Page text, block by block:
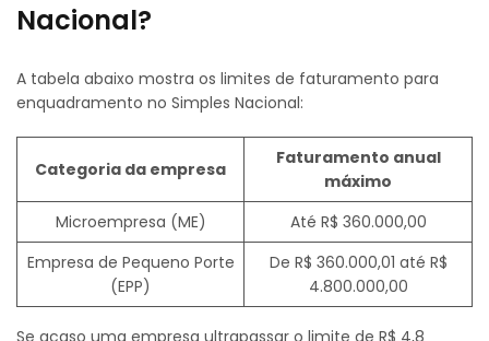
Nacional?
A tabela abaixo mostra os limites de faturamento para
enquadramento no Simples Nacional:
Categoria da empresa
Faturamento anual
máximo
Microempresa (ME)
Até R$ 360.000,00
Empresa de Pequeno Porte
(EPP)
De R$ 360.000,01 até R$
4.800.000,00
Se acaso uma empresa ultrapassar o limite de R$ 4,8